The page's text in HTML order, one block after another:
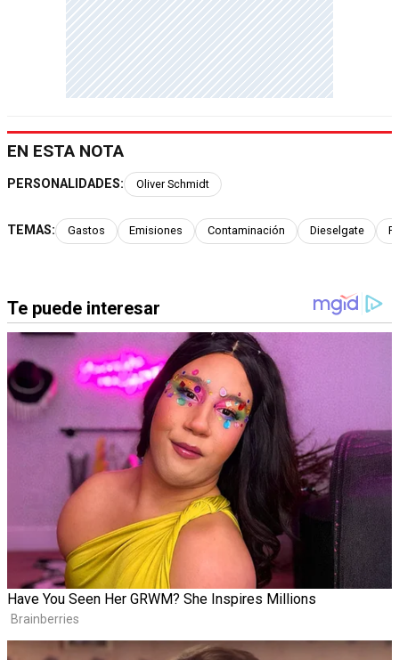
EN ESTA NOTA
PERSONALIDADES: Oliver Schmidt
TEMAS: Gastos Emisiones Contaminación Dieselgate